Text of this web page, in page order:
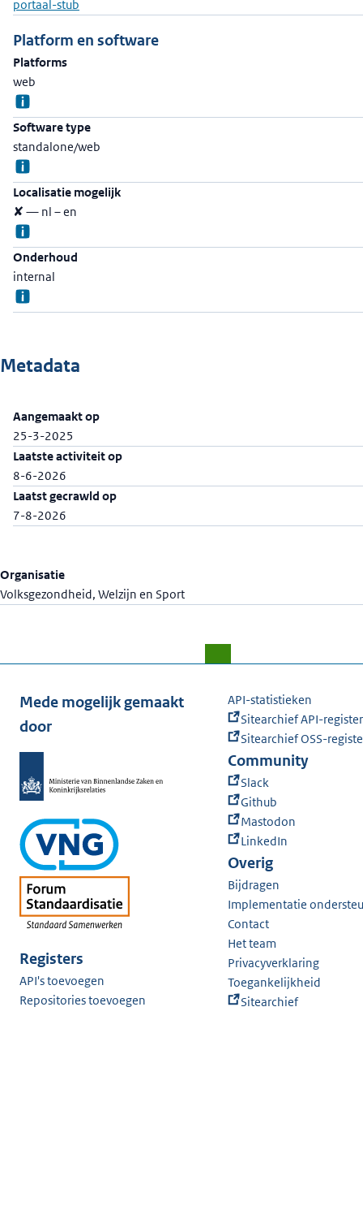
Organisatie
Volksgezondheid, Welzijn en Sport
portaal-stub
Platform en software
Platforms
web
Software type
standalone/web
Localisatie mogelijk
✘ — nl – en
Onderhoud
internal
Metadata
Aangemaakt op
25-3-2025
Laatste activiteit op
8-6-2026
Laatst gecrawld op
7-8-2026
Mede mogelijk gemaakt
door
Registers
API's toevoegen
Repositories toevoegen
API-statistieken
Sitearchief API-register
Sitearchief OSS-
Community
Slack
Github
Mastodon
LinkedIn
Overig
Bijdragen
Implementatie
Contact
Het team
Privacyverklaring
Toegankelijkheid
Sitearchief